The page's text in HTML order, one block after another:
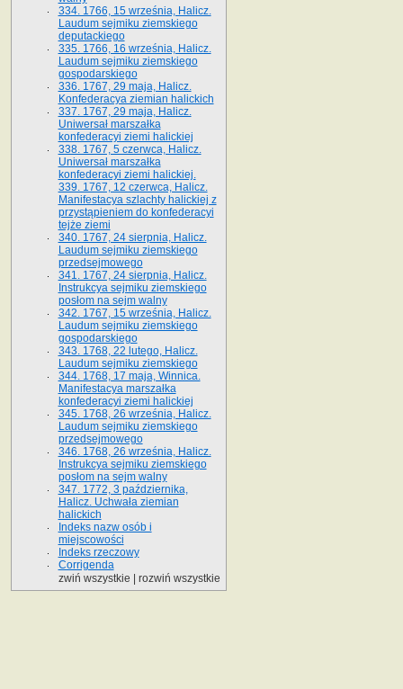
334. 1766, 15 września, Halicz.
Laudum sejmiku ziemskiego
deputackiego
335. 1766, 16 września, Halicz.
Laudum sejmiku ziemskiego
gospodarskiego
336. 1767, 29 maja, Halicz.
Konfederacya ziemian halickich
337. 1767, 29 maja, Halicz.
Uniwersał marszałka
konfederacyi ziemi halickiej
338. 1767, 5 czerwca, Halicz.
Uniwersał marszałka
konfederacyi ziemi halickiej.
339. 1767, 12 czerwca, Halicz.
Manifestacya szlachty halickiej z
przystąpieniem do konfederacyi
tejże ziemi
340. 1767, 24 sierpnia, Halicz.
Laudum sejmiku ziemskiego
przedsejmowego
341. 1767, 24 sierpnia, Halicz.
Instrukcya sejmiku ziemskiego
posłom na sejm walny
342. 1767, 15 września, Halicz.
Laudum sejmiku ziemskiego
gospodarskiego
343. 1768, 22 lutego, Halicz.
Laudum sejmiku ziemskiego
344. 1768, 17 maja, Winnica.
Manifestacya marszałka
konfederacyi ziemi halickiej
345. 1768, 26 września, Halicz.
Laudum sejmiku ziemskiego
przedsejmowego
346. 1768, 26 września, Halicz.
Instrukcya sejmiku ziemskiego
posłom na sejm walny
347. 1772, 3 października,
Halicz. Uchwała ziemian
halickich
Indeks nazw osób i
miejscowości
Indeks rzeczowy
Corrigenda
zwiń wszystkie
rozwiń wszystkie